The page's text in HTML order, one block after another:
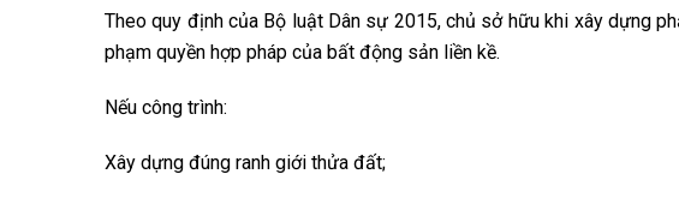
Theo quy định của Bộ luật Dân sự 2015, chủ sở hữu khi xây dựng
phạm quyền hợp pháp của bất động sản liền kề.
Nếu công trình:
Xây dựng đúng ranh giới thửa đất;